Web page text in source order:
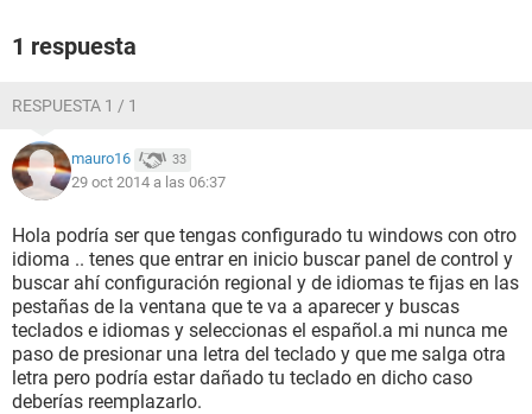
1 respuesta
RESPUESTA 1 / 1
mauro16 33
29 oct 2014 a las 06:37
Hola podría ser que tengas configurado tu windows con otro
idioma .. tenes que entrar en inicio buscar panel de control y
buscar ahí configuración regional y de idiomas te fijas en las
pestañas de la ventana que te va a aparecer y buscas
teclados e idiomas y seleccionas el español.a mi nunca me
paso de presionar una letra del teclado y que me salga otra
letra pero podría estar dañado tu teclado en dicho caso
deberías reemplazarlo.